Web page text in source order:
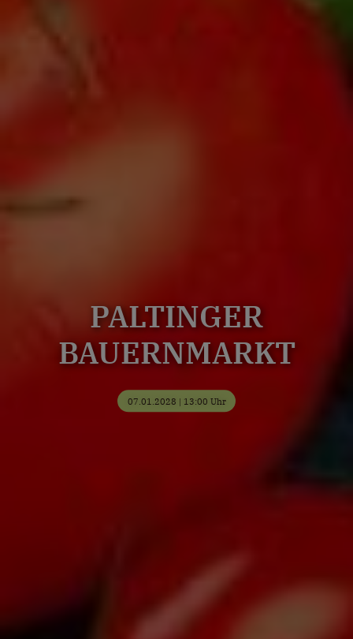
PALTINGER
BAUERNMARKT
07.01.2028 | 13:00 Uhr